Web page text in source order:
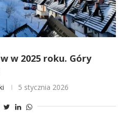
w 2025 roku. Góry
5 stycznia 2026